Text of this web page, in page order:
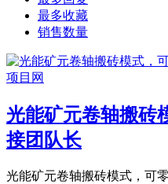
最多收藏
销售数量
光能矿元卷轴搬砖
接团队长
光能矿元卷轴搬砖模式，可